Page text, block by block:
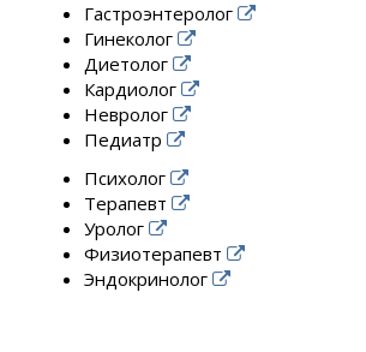
Гастроэнтеролог
Гинеколог
Диетолог
Кардиолог
Невролог
Педиатр
Психолог
Терапевт
Уролог
Физиотерапевт
Эндокринолог